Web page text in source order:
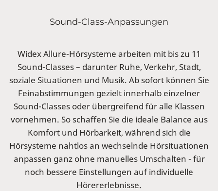
Sound-Class-Anpassungen
Widex Allure-Hörsysteme arbeiten mit bis zu 11
Sound-Classes – darunter Ruhe, Verkehr, Stadt,
soziale Situationen und Musik. Ab sofort können Sie
Feinabstimmungen gezielt innerhalb einzelner
Sound-Classes oder übergreifend für alle Klassen
vornehmen. So schaffen Sie die ideale Balance aus
Komfort und Hörbarkeit, während sich die
Hörsysteme nahtlos an wechselnde Hörsituationen
anpassen ganz ohne manuelles Umschalten - für
noch bessere Einstellungen auf individuelle
Hörererlebnisse.